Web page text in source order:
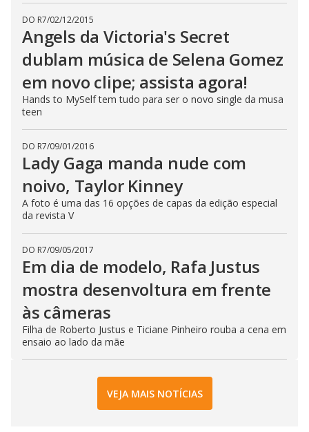
DO R7/02/12/2015
Angels da Victoria's Secret
dublam música de Selena Gomez
em novo clipe; assista agora!
Hands to MySelf tem tudo para ser o novo single da musa
teen
DO R7/09/01/2016
Lady Gaga manda nude com
noivo, Taylor Kinney
A foto é uma das 16 opções de capas da edição especial
da revista V
DO R7/09/05/2017
Em dia de modelo, Rafa Justus
mostra desenvoltura em frente
às câmeras
Filha de Roberto Justus e Ticiane Pinheiro rouba a cena em
ensaio ao lado da mãe
VEJA MAIS NOTÍCIAS